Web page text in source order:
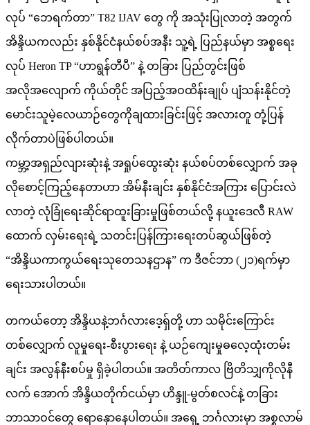
လုပ် “ဘေရက်တာ” T82 IJAV တွေ ကို အသုံးပြုလာတဲ့ အတွက်
အိန္ဒိယကလည်း နှစ်နိုင်ငံနယ်စပ်အနီး သူ့ရဲ့ ပြည်နယ်မှာ အစ္စရေး
လုပ် Heron TP “ဟာရွန်တီပီ” နဲ့ တခြား ပြည်တွင်းဖြစ်
အလိုအလျောက် ကိုယ်တိုင် အပြည့်အဝထိန်းချုပ် ပျံသန်းနိုင်တဲ့
မောင်းသူမဲ့လေယာဉ်တွေကိုချထားခြင်းဖြင့် အလားတူ တုံ့ပြန်
လိုက်တာပဲဖြစ်ပါတယ်။
ကမ္ဘာ့အရှည်လျားဆုံးနဲ့ အရှုပ်ထွေးဆုံး နယ်စပ်တစ်လျှောက် အခု
လိုစောင့်ကြည့်နေတာဟာ အိမ်နီးချင်း နှစ်နိုင်ငံအကြား ပြောင်းလဲ
လာတဲ့ လုံခြုံရေးဆိုင်ရာထူးခြားမှုဖြစ်တယ်လို့ နယူးဒေလီ RAW
ထောက် လှမ်းရေးရဲ့ သတင်းပြန်ကြားရေးတပ်ဆွယ်ဖြစ်တဲ့
“အိန္ဒိယကာကွယ်ရေးသုတေသနဌာန” က ဒီဇင်ဘာ (၂၁)ရက်မှာ
ရေးသားပါတယ်။
တကယ်တော့ အိန္ဒိယနဲ့ဘင်္ဂလားဒေ့ရှ်တို့ ဟာ သမိုင်းကြောင်း
တစ်လျှောက် လူမှုရေး-စီးပွားရေး နဲ့ ယဉ်ကျေးမှုဓလေ့ထုံးတမ်း
ချင်း အလွန်နီးစပ်မှု ရှိခဲ့ပါတယ်။ အတိတ်ကာလ ဗြိတိသျှကိုလိုနီ
လက် အောက် အိန္ဒိယတိုက်ငယ်မှာ ဟိန္ဒူ-မွတ်စလင်နဲ့ တခြား
ဘာသာဝင်တွေ ရောနှောနေပါတယ်။ အရှေ့ ဘင်္ဂလားမှာ အစ္စလာမ်